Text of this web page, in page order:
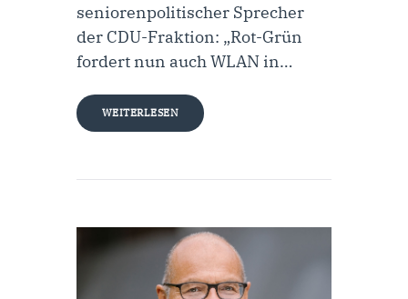
seniorenpolitischer Sprecher
der CDU-Fraktion: „Rot-Grün
fordert nun auch WLAN in…
WEITERLESEN